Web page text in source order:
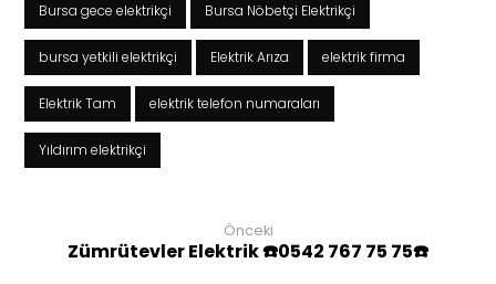
Bursa gece elektrikçi Bursa Nöbetçi Elektrikçi
bursa yetkili elektrikçi Elektrik Arıza elektrik firma
Elektrik Tam elektrik telefon numaraları
Yıldırım elektrikçi
Önceki
Zümrütevler Elektrik ☎️0542 767 75 75☎️